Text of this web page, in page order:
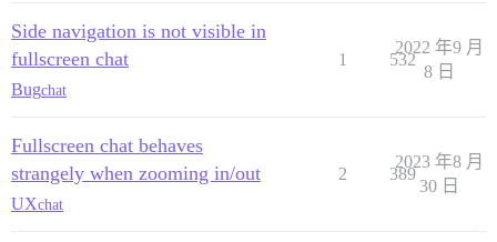
Side navigation is not visible in
fullscreen chat
Bugchat
1 532
2022 年9 月
8 日
Fullscreen chat behaves
strangely when zooming in/out
UXchat
2 389
2023 年8 月
30 日